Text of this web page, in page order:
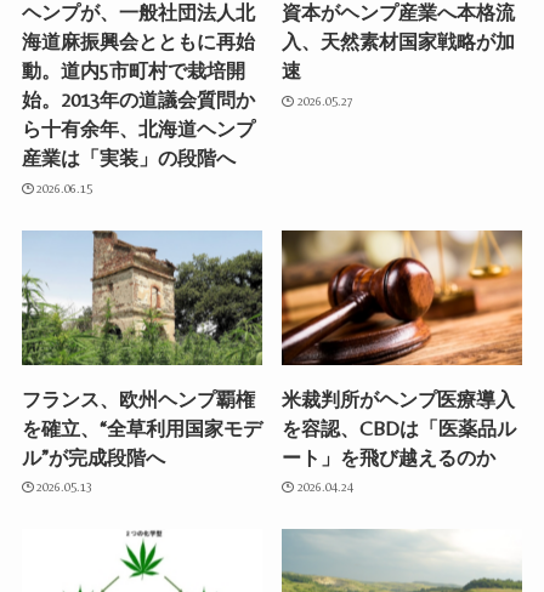
ヘンプが、一般社団法人北
海道麻振興会とともに再始
動。道内5市町村で栽培開
始。2013年の道議会質問か
ら十有余年、北海道ヘンプ
産業は「実装」の段階へ
2026.06.15
資本がヘンプ産業へ本格流
入、天然素材国家戦略が加
速
2026.05.27
フランス、欧州ヘンプ覇権
を確立、“全草利用国家モデ
ル”が完成段階へ
2026.05.13
米裁判所がヘンプ医療導入
を容認、CBDは「医薬品ル
ート」を飛び越えるのか
2026.04.24